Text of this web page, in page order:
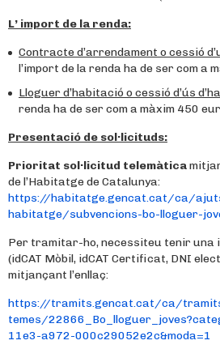
L’ import de la renda:
Contracte d’arrendament o cessió
l’import de la renda ha de ser com a
Lloguer d’habitació o cessió d’ús
renda ha de ser com a màxim 450
Presentació de sol·licituds:
Prioritat sol·licitud telemàtica
de l’Habitatge de Catalunya:
https://habitatge.gencat.cat/ca/
habitatge/subvencions-bo-lloguer-
Per tramitar-ho, necessiteu tenir
(idCAT Mòbil, idCAT Certificat, DNI
mitjançant l’enllaç:
https://tramits.gencat.cat/ca/
temes/
11e3-a972-000c29052e2c&moda=1